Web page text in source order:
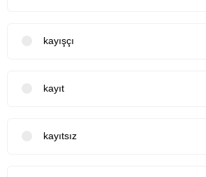
kayışçı
kayıt
kayıtsız